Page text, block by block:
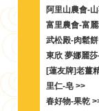
阿里山農會-
富里農會-富
武松殿-肉鬆
東欣 夢娜麗
[蓮友牌]老薑
里仁-皂 >>
春好物-果乾